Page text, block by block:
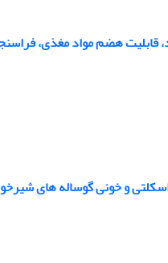
هضم مواد مغذی،
و خونی گوساله های